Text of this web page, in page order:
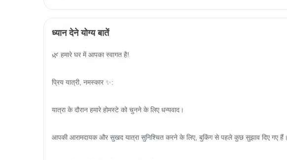
ध्यान देने योग्य बातें
🌿 हमारे घर में आपका स्वागत है!
प्रिय यात्री, नमस्कार ✨:
यात्रा के दौरान हमारे होमस्टे को चुनने के लिए धन्यवाद।
आपकी आरामदायक और सुखद यात्रा सुनिश्चित करने के लिए, बुकिंग से पहले कुछ सुझाव दिए गए हैं।